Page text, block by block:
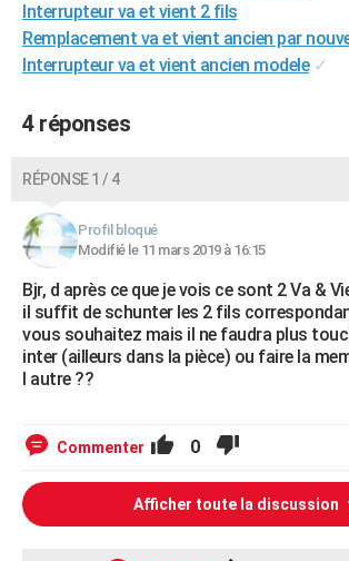
Interrupteur va et vient 2 fils
Remplacement va et vient ancien par
Interrupteur va et vient ancien modele ✓
4 réponses
RÉPONSE 1 / 4
Profil bloqué
Modifié le 11 mars 2019 à 16:15
Bjr, d après ce que je vois ce sont 2 Va &
il suffit de schunter les 2 fils
vous souhaitez mais il ne faudra plus
inter (ailleurs dans la pièce) ou faire la
l autre ??
Commenter 0
Afficher toute la discussion